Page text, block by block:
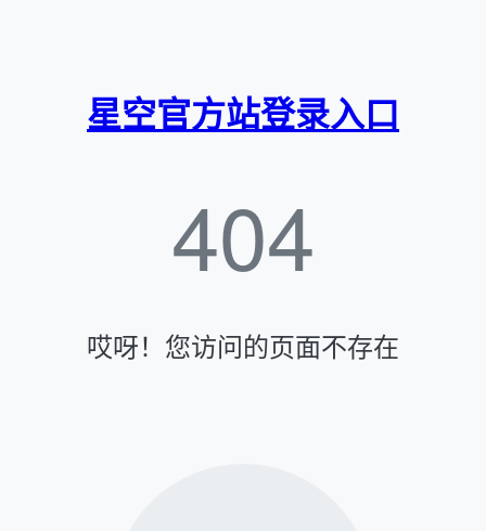
星空官方站登录入口
404
哎呀！您访问的页面不存在